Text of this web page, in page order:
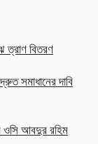
ত্রাণ বিতরণ
সমাধানের দাবি
ওসি আবদুর রহিম